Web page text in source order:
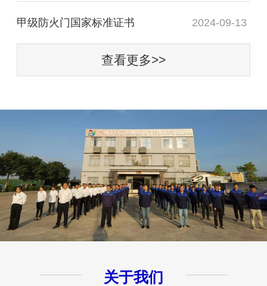
甲级防火门国家标准证书 2024-09-13
查看更多>>
关于我们